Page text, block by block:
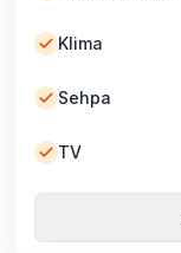
Klima
Sehpa
TV